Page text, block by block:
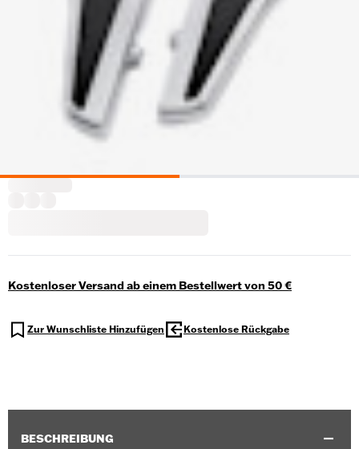
Kostenloser Versand ab einem Bestellwert von 50 €
Zur Wunschliste Hinzufügen Kostenlose Rückgabe
BESCHREIBUNG